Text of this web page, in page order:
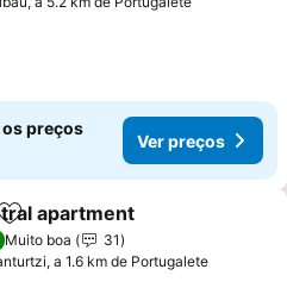
os preços
Ver preços
Adicionar aos favoritos
apartment
Muito boa
31
a 1.6 km de Portugalete